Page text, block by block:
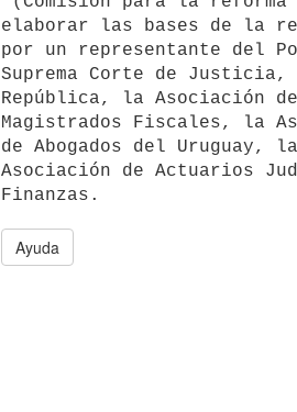
elaborar las bases de la
por un representante del
Suprema Corte de
República, la Asociación
Magistrados Fiscales, la
de Abogados del
Asociación de Actuarios
Ayuda